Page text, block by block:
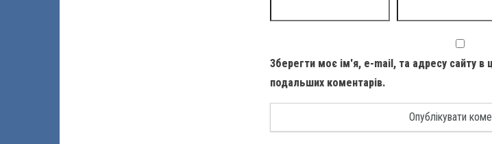
Зберегти моє ім'я, e-mail, та адресу сайту в
подальших коментарів.